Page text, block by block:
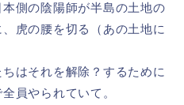
側の陰陽師が半島の土地の
虎の腰を切る（あの土地に
はそれを解除？するために
員やられていて。